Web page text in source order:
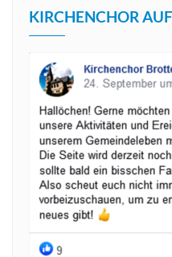
KIRCHENCHOR